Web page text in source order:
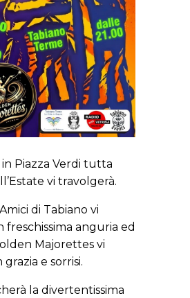
in Piazza Verdi tutta
vi travolgerà.
di Tabiano vi
freschissima anguria ed
Majorettes vi
e sorrisi.
la divertentissima